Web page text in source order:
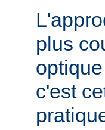
plus
c'est